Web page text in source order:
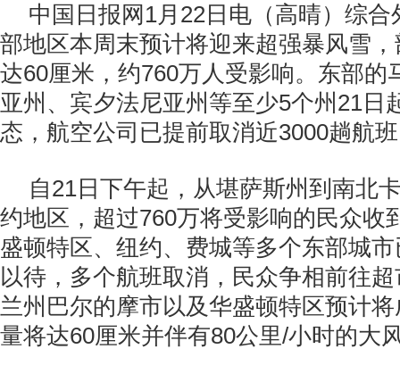
中国日报网1月22日电（高晴）综
部地区本周末预计将迎来超强暴风雪
达60厘米，约760万人受影响。东部的
亚州、宾夕法尼亚州等至少5个州21日
态，航空公司已提前取消近3000趟航
自21日下午起，从堪萨斯州到南北
约地区，超过760万将受影响的民众收
盛顿特区、纽约、费城等多个东部城
以待，多个航班取消，民众争相前往
兰州巴尔的摩市以及华盛顿特区预计
量将达60厘米并伴有80公里/小时的大